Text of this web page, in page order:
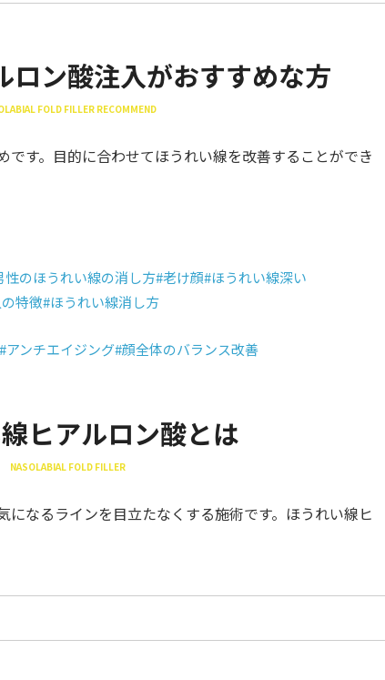
ロン酸注入がおすすめな方
FOLD FILLER RECOMMEND
す。目的に合わせてほうれい線を改善することができ
性のほうれい線の消し方#老け顔#ほうれい線深い
特徴#ほうれい線消し方
#アンチエイジング#顔全体のバランス改善
ヒアルロン酸とは
NASOLABIAL FOLD FILLER
になるラインを目立たなくする施術です。ほうれい線ヒ